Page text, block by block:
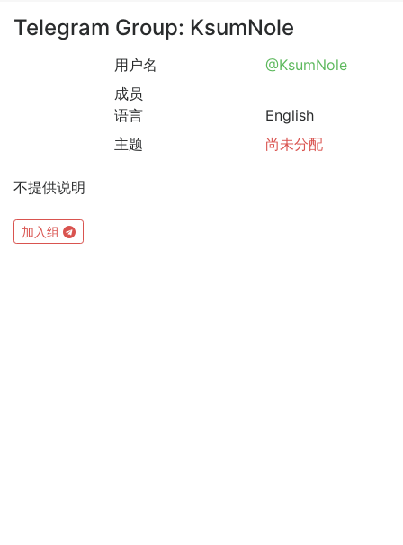
Telegram Group: KsumNole
用户名
@KsumNole
成员
语言
English
主题
尚未分配
不提供说明
加入组